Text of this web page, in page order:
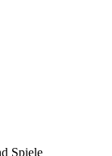
Spiele